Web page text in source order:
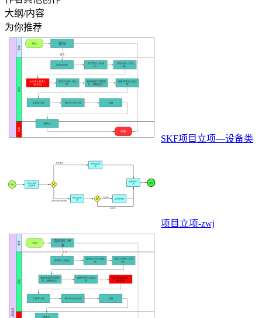
大纲/内容
为你推荐
SKF项目立项—设备类
项目立项-zwj